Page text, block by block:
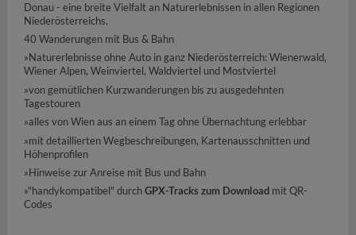
Donau - eine breite Vielfalt an Naturerlebnissen in allen Regionen
Niederösterreichs.
40 Wanderungen mit Bus & Bahn
»Naturerlebnisse ohne Auto in ganz Niederösterreich: Wienerwald,
Wiener Alpen, Weinviertel, Waldviertel und Mostviertel
»von gemütlichen Kurzwanderungen bis zu ausgedehnten
Tagestouren
»alles von Wien aus an einem Tag ohne Übernachtung erlebbar
»mit detaillierten Wegbeschreibungen, Kartenausschnitten und
Höhenprofilen
»Hinweise zur Anreise mit Bus und Bahn
»"handykompatibel" durchGPX-Tracks zum Download mit QR-
Codes